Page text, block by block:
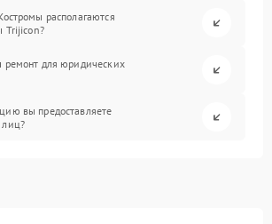
располагаются
Trijicon?
ремонт для юридических
вы предоставляете